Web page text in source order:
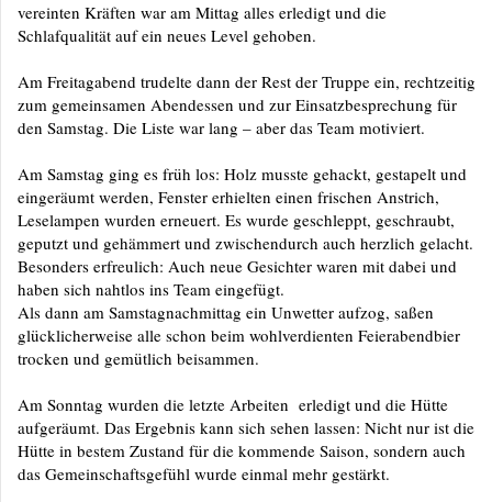
vereinten Kräften war am Mittag alles erledigt und die
Schlafqualität auf ein neues Level gehoben.
Am Freitagabend trudelte dann der Rest der Truppe ein, rechtzeitig
zum gemeinsamen Abendessen und zur Einsatzbesprechung für
den Samstag. Die Liste war lang – aber das Team motiviert.
Am Samstag ging es früh los: Holz musste gehackt, gestapelt und
eingeräumt werden, Fenster erhielten einen frischen Anstrich,
Leselampen wurden erneuert. Es wurde geschleppt, geschraubt,
geputzt und gehämmert und zwischendurch auch herzlich gelacht.
Besonders erfreulich: Auch neue Gesichter waren mit dabei und
haben sich nahtlos ins Team eingefügt.
Als dann am Samstagnachmittag ein Unwetter aufzog, saßen
glücklicherweise alle schon beim wohlverdienten Feierabendbier
trocken und gemütlich beisammen.
Am Sonntag wurden die letzte Arbeiten erledigt und die Hütte
aufgeräumt. Das Ergebnis kann sich sehen lassen: Nicht nur ist die
Hütte in bestem Zustand für die kommende Saison, sondern auch
das Gemeinschaftsgefühl wurde einmal mehr gestärkt.